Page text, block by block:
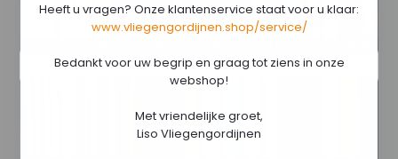
Heeft u vragen? Onze klantenservice staat voor u klaar:
www.vliegengordijnen.shop/service/
Bedankt voor uw begrip en graag tot ziens in onze
webshop!
Met vriendelijke groet,
Liso Vliegengordijnen